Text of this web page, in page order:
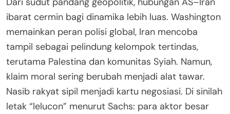
ibarat cermin bagi dinamika lebih luas. Washington
memainkan peran polisi global, Iran mencoba
tampil sebagai pelindung kelompok tertindas,
terutama Palestina dan komunitas Syiah. Namun,
klaim moral sering berubah menjadi alat tawar.
Nasib rakyat sipil menjadi kartu negosiasi. Di sinilah
letak “lelucon” menurut Sachs: para aktor besar